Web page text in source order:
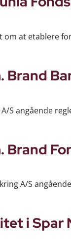
om at etablere
Brand
S angående
Brand
A/S
i Spar